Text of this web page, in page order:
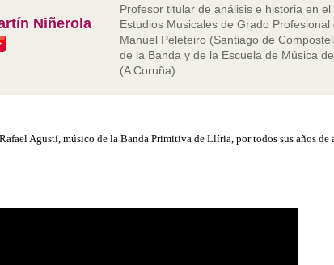
Niñerola
Profesor titular de análisis e historia en el
Estudios Musicales de Grado Profesional
Manuel Peleteiro (Santiago de
de la Banda y de la Escuela de Música
(A Coruña).
Agustí, músico de la Banda Primitiva de Llíria, por todos sus años de